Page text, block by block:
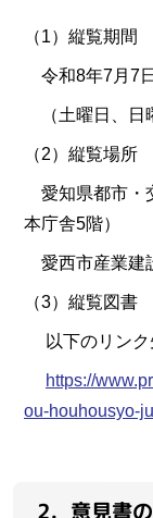
（1）縦覧期間
令和8年7月7
（土曜日、日
（2）縦覧場所
愛知県都市・
本庁舎5階）
愛西市産業建
（3）縦覧図書
以下のリンク
https://
ou-houhousyo-
2．意見書